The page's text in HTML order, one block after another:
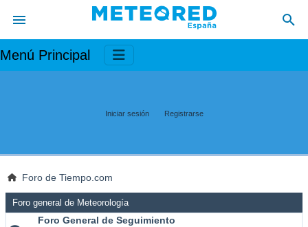
Menú Principal
Iniciar sesión Registrarse
Foro de Tiempo.com
Foro general de Meteorología
Foro General de Seguimiento